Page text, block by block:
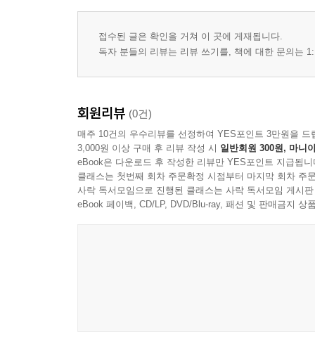
The Bias: BTS Saved Me at My Lowest Point
Communicating Consolation and Salvation
Communities of Media, Taste, and Values
ARMY and Fan Activism
Chapter 5: BTS and a New Racial Imagination:
From Local to the World: K-pop led by BTS
접수된 글은 확인을 거쳐 이 곳에 게재됩니다.
독자 분들의 리뷰는 리뷰 쓰기를, 책에 대한 문의는
회원리뷰 (0건)
매주 10건의 우수리뷰를 선정하여 YES포인트 3만원을 드
3,000원 이상 구매 후 리뷰 작성 시 일반회원 300원, 마니
eBook은 다운로드 후 작성한 리뷰만 YES포인트 지급됩니
클래스는 첫번째 회차 주문확정 시점부터 마지막 회차 주
사락 독서모임으로 진행된 클래스는 사락 독서모임 게시
eBook 페이백, CD/LP, DVD/Blu-ray, 패션 및 판매금지 상